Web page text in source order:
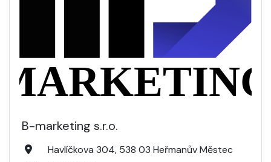
B-marketing s.r.o.
Havlíčkova 304, 538 03 Heřmanův Městec